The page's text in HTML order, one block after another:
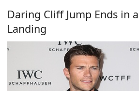
Daring Cliff Jump Ends in
Landing